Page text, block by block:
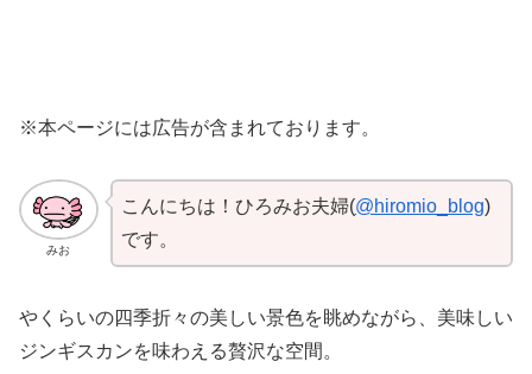
※本ページには広告が含まれております。
みお
こんにちは！ひろみお夫婦(@hiromio_blog)
です。
やくらいの四季折々の美しい景色を眺めながら、美味しい
ジンギスカンを味わえる贅沢な空間。